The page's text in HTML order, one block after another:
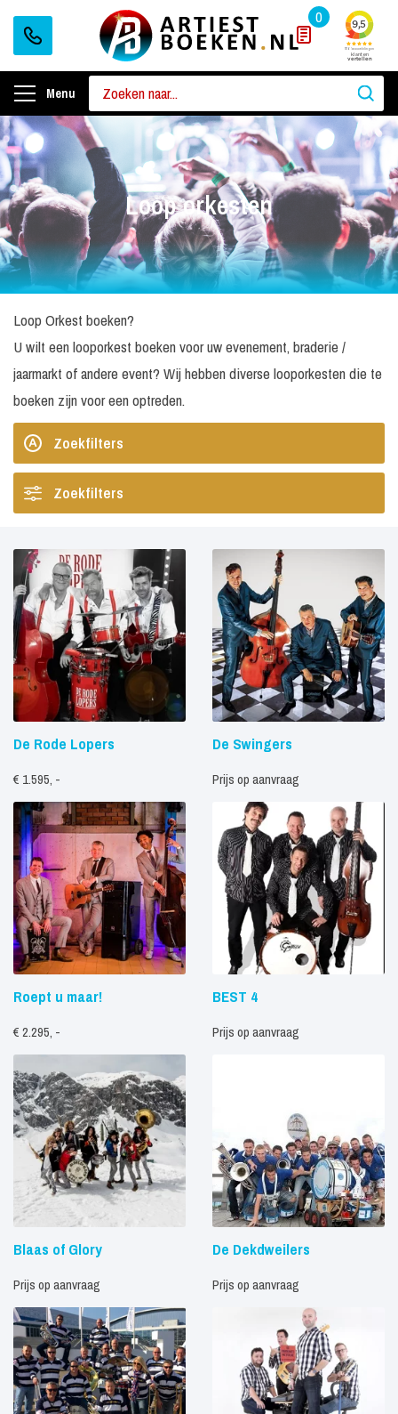
0
Menu
Loop orkesten
Loop Orkest boeken?
U wilt een looporkest boeken voor uw evenement, braderie /
jaarmarkt of andere event? Wij hebben diverse looporkesten die te
boeken zijn voor een optreden.
Zoekfilters
Zoekfilters
De Rode Lopers
€ 1.595, -
De Swingers
Prijs op aanvraag
Roept u maar!
€ 2.295, -
BEST 4
Prijs op aanvraag
Blaas of Glory
Prijs op aanvraag
De Dekdweilers
Prijs op aanvraag